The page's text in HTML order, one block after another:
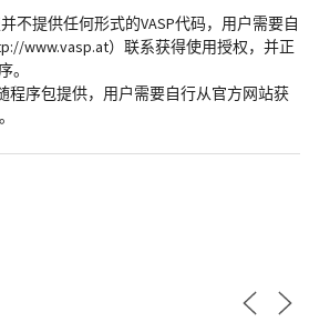
不提供任何形式的VASP代码，用户需要自
www.vasp.at）联系获得使用授权，并正
。
程序包提供，用户需要自行从官方网站获